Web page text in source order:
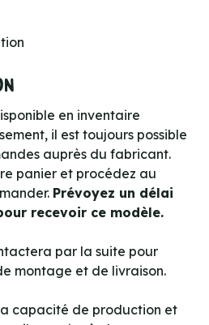
en inventaire
il est toujours possible
auprès du fabricant.
panier et procédez au
Prévoyez un délai
recevoir ce modèle.
par la suite pour
montage et de livraison.
capacité de production et